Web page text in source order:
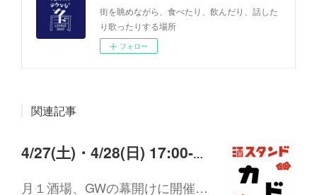
街を眺めながら、食べたり、飲んだり、話した
り歌ったりする場所
フォロー
関連記事
4/27(土)・4/28(日) 17:00-22:00 酒スタンド開店
月１酒場、GWの幕開けに開催…